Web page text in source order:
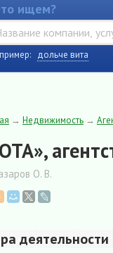
ищем?
дольче вита
→ Недвижимость →
О. В.
деятельности